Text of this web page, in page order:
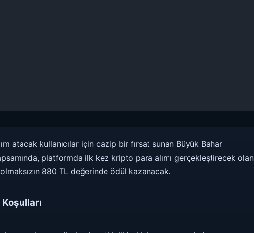
atacak kullanıcılar için cazip bir fırsat sunan Büyük Bahar
platformda ilk kez kripto para alımı gerçekleştirecek olan
880 TL değerinde ödül kazanacak.